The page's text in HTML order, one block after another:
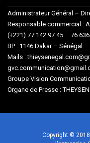
Administrateur Général –
Responsable commercial :
(+221) 77 142 97 45 – 76
BP : 1146 Dakar – Sénégal
Mails :
Groupe Vision
Organe de Presse :
Copyright © 2018